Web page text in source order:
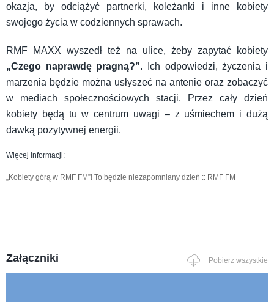
okazja, by odciążyć partnerki, koleżanki i inne kobiety
swojego życia w codziennych sprawach.
RMF MAXX wyszedł też na ulice, żeby zapytać kobiety
„Czego naprawdę pragną?”. Ich odpowiedzi, życzenia i
marzenia będzie można usłyszeć na antenie oraz zobaczyć
w mediach społecznościowych stacji. Przez cały dzień
kobiety będą tu w centrum uwagi – z uśmiechem i dużą
dawką pozytywnej energii.
Więcej informacji:
„Kobiety górą w RMF FM”! To będzie niezapomniany dzień :: RMF FM
Załączniki Pobierz wszystkie